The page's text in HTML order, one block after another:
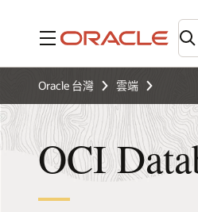
功能表
Oracle 台灣 雲端
OCI